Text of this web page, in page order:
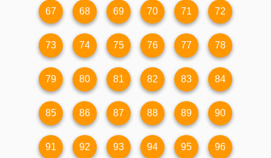
67 68 69 70 71 72
73 74 75 76 77 78
79 80 81 82 83 84
85 86 87 88 89 90
91 92 93 94 95 96